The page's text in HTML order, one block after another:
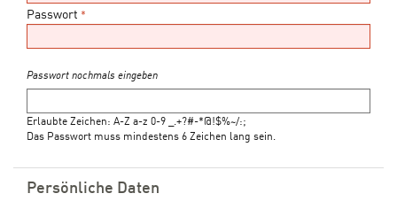
Passwort *
Passwort nochmals eingeben
Erlaubte Zeichen: A-Z a-z 0-9 _.+?#-*@!$%~/:;
Das Passwort muss mindestens 6 Zeichen lang sein.
Persönliche Daten